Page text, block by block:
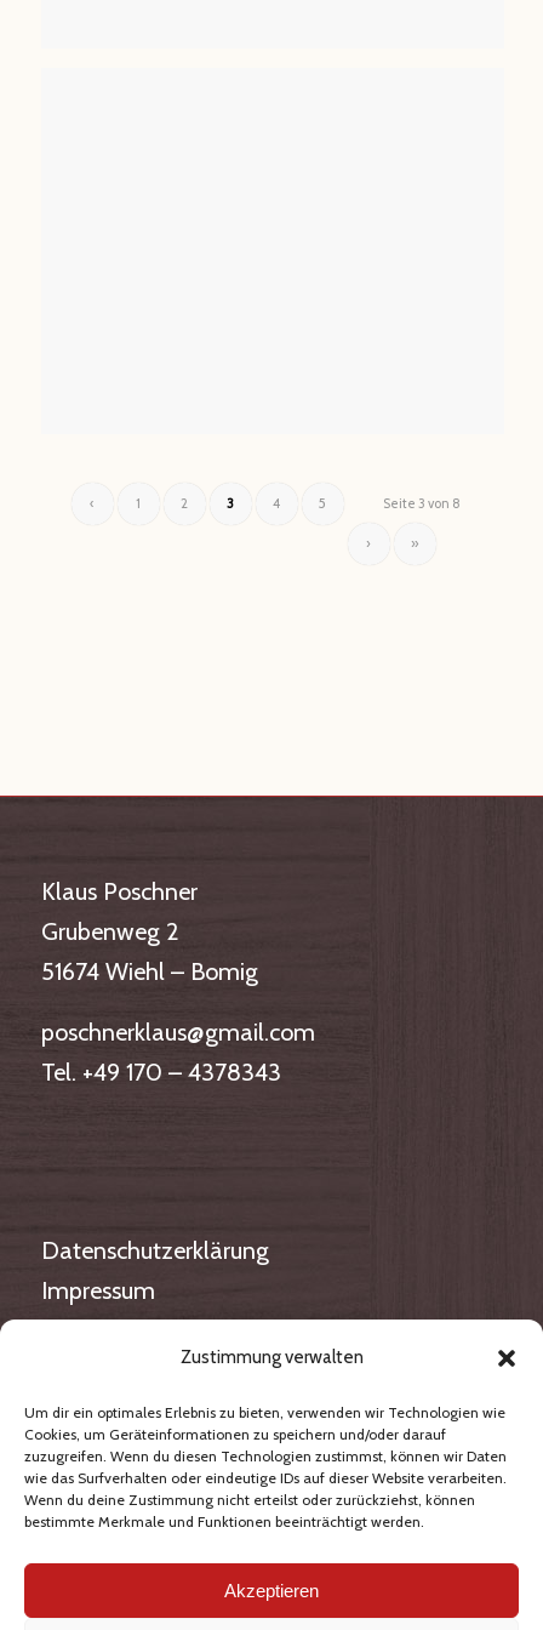
Zustimmung verwalten
Um dir ein optimales Erlebnis zu bieten, verwenden wir Technologien wie
Cookies, um Geräteinformationen zu speichern und/oder darauf
zuzugreifen. Wenn du diesen Technologien zustimmst, können wir Daten
wie das Surfverhalten oder eindeutige IDs auf dieser Website verarbeiten.
Wenn du deine Zustimmung nicht erteilst oder zurückziehst, können
bestimmte Merkmale und Funktionen beeinträchtigt werden.
Akzeptieren
Seite 3 von 8
‹ 1 2 3 4 5
› »
Klaus Poschner
Grubenweg 2
51674 Wiehl – Bomig
poschnerklaus@gmail.com
Tel. +49 170 – 4378343
Datenschutzerklärung
Impressum
Haben Sie noch Fragen?
Kontaktieren Sie uns über unserEmail-
, oder rufen Sie uns an.